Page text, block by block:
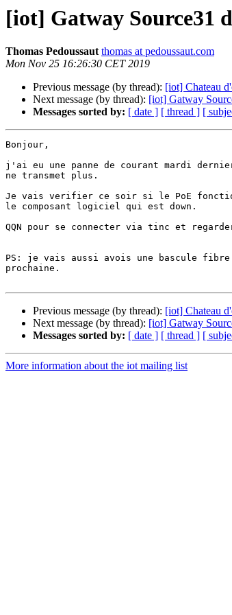
[iot] Gatway Source31
Thomas Pedoussaut thomas at pedoussaut.com
Mon Nov 25 16:26:30 CET 2019
Previous message (by thread): [iot] Chateau
Next message (by thread): [iot] Gatway
Messages sorted by: [ date ] [ thread ] [
Bonjour,
j'ai eu une panne de courant mardi
ne transmet plus.
Je vais verifier ce soir si le PoE
le composant logiciel qui est down.
QQN pour se connecter via tinc et
PS: je vais aussi avois une bascule fibre
prochaine.
Previous message (by thread): [iot] Chateau
Next message (by thread): [iot] Gatway
Messages sorted by: [ date ] [ thread ] [
More information about the iot mailing list